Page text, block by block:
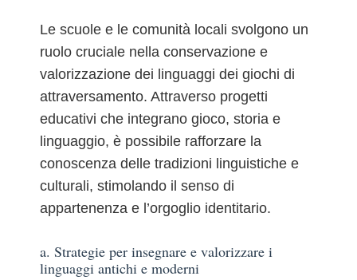
Le scuole e le comunità locali svolgono un
ruolo cruciale nella conservazione e
valorizzazione dei linguaggi dei giochi di
attraversamento. Attraverso progetti
educativi che integrano gioco, storia e
linguaggio, è possibile rafforzare la
conoscenza delle tradizioni linguistiche e
culturali, stimolando il senso di
appartenenza e l’orgoglio identitario.
a. Strategie per insegnare e valorizzare i
linguaggi antichi e moderni